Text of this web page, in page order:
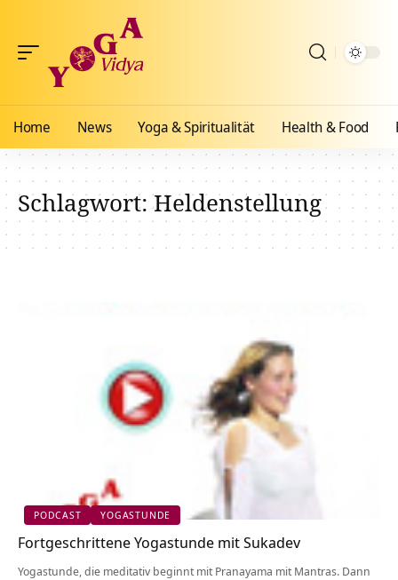
Home News Yoga & Spiritualität Health & Food
Schlagwort:Heldenstellung
PODCAST YOGASTUNDE
Fortgeschrittene Yogastunde mit Sukadev
Yogastunde, die meditativ beginnt mit Pranayama mit Mantras. Dann